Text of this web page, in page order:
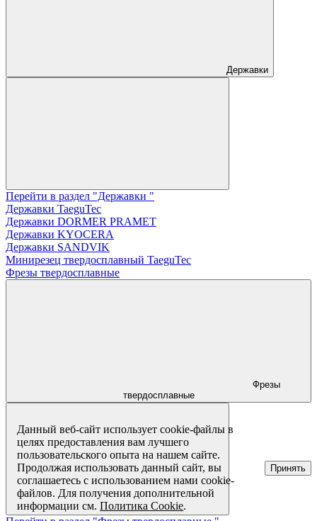
Державки
Перейти в раздел "Державки "
Державки TaeguTec
Державки DORMER PRAMET
Державки KYOCERA
Державки SANDVIK
Минирезец твердосплавный TaeguTec
Фрезы твердосплавные
Фрезы
твердосплавные
Данный веб-сайт использует cookie-файлы в
целях предоставления вам лучшего
пользовательского опыта на нашем сайте.
Продолжая использовать данный сайт, вы
соглашаетесь с использованием нами cookie-
файлов. Для получения дополнительной
информации см.Политика Cookie.
Принять